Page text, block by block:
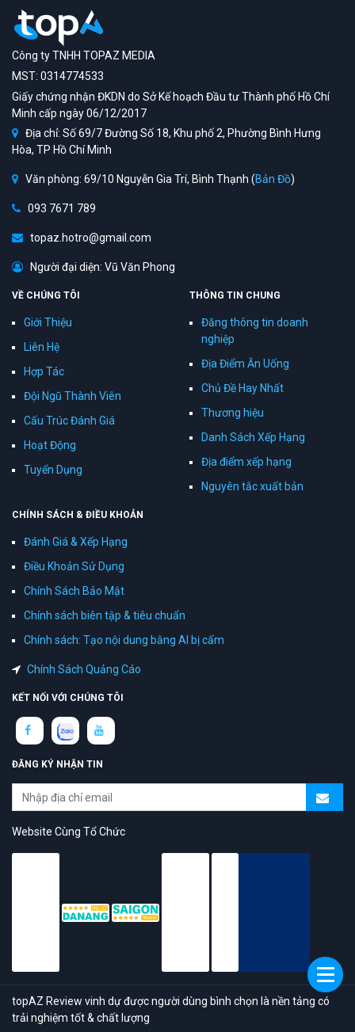
Công ty TNHH TOPAZ MEDIA
MST: 0314774533
Giấy chứng nhận ĐKDN do Sở Kế hoạch Đầu tư Thành phố Hồ Chí
Minh cấp ngày 06/12/2017
Địa chỉ: Số 69/7 Đường Số 18, Khu phố 2, Phường Bình Hưng
Hòa, TP Hồ Chí Minh
Văn phòng: 69/10 Nguyễn Gia Trí, Bình Thạnh (Bản Đồ)
093 7671 789
topaz.hotro@gmail.com
Người đại diện: Vũ Văn Phong
VỀ CHÚNG TÔI
Giới Thiệu
Liên Hệ
Hợp Tác
Đội Ngũ Thành Viên
Cấu Trúc Đánh Giá
Hoạt Động
Tuyển Dụng
THÔNG TIN CHUNG
Đăng thông tin doanh
nghiệp
Địa Điểm Ăn Uống
Chủ Đề Hay Nhất
Thương hiệu
Danh Sách Xếp Hạng
Địa điểm xếp hạng
Nguyên tắc xuất bản
CHÍNH SÁCH & ĐIỀU KHOẢN
Đánh Giá & Xếp Hạng
Điều Khoản Sử Dụng
Chính Sách Bảo Mật
Chính sách biên tập & tiêu chuẩn
Chính sách: Tạo nội dung bằng AI bị cấm
Chính Sách Quảng Cáo
KẾT NỐI VỚI CHÚNG TÔI
ĐĂNG KÝ NHẬN TIN
Website Cùng Tổ Chức
topAZ Review vinh dự được người dùng bình chọn là nền tảng có
trải nghiệm tốt & chất lượng